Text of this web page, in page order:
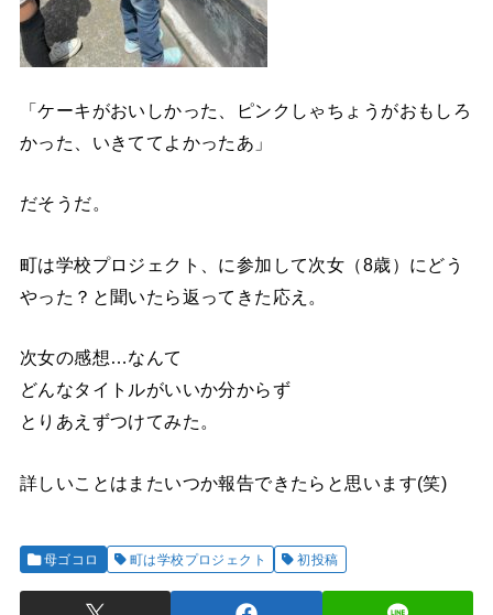
「ケーキがおいしかった、ピンクしゃちょうがおもしろ
かった、いきててよかったあ」
だそうだ。
町は学校プロジェクト、に参加して次女（8歳）にどう
やった？と聞いたら返ってきた応え。
次女の感想…なんて
どんなタイトルがいいか分からず
とりあえずつけてみた。
詳しいことはまたいつか報告できたらと思います(笑)
母ゴコロ 町は学校プロジェクト 初投稿